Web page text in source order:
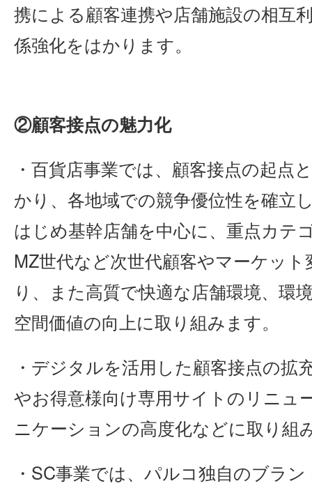
携による顧客連携や店舗施設の相互
係強化をはかります。
②顧客接点の魅力化
・百貨店事業では、顧客接点の起点
かり、各地域での競争優位性を確立
はじめ基幹店舗を中心に、重点カテ
MZ世代など次世代顧客やマーケッ
り、また高質で快適な店舗環境、環
空間価値の向上に取り組みます。
・デジタルを活用した顧客接点の拡
やお得意様向け専用サイトのリニュ
ニケーションの高度化などに取り組
・SC事業では、パルコ独自のブラ